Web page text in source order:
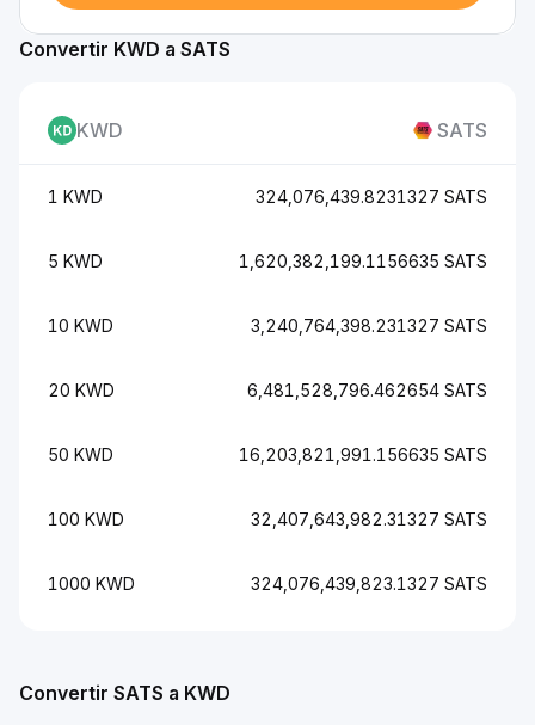
Convertir SATS a KWD
Convertir KWD a SATS
KWD SATS
1 KWD 324,076,439.8231327 SATS
5 KWD 1,620,382,199.1156635 SATS
10 KWD 3,240,764,398.231327 SATS
20 KWD 6,481,528,796.462654 SATS
50 KWD 16,203,821,991.156635 SATS
100 KWD 32,407,643,982.31327 SATS
1000 KWD 324,076,439,823.1327 SATS